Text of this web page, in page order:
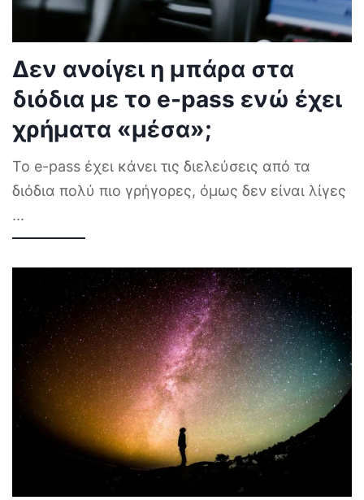
Δεν ανοίγει η μπάρα στα
διόδια με το e-pass ενώ έχει
χρήματα «μέσα»;
Το e-pass έχει κάνει τις διελεύσεις από τα
διόδια πολύ πιο γρήγορες, όμως δεν είναι λίγες
...